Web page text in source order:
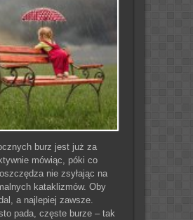
burz jest już za
mówiąc, póki co
nie zsyłając na
kataklizmów. Oby
a najlepiej zawsze.
pada, częste burze – tak